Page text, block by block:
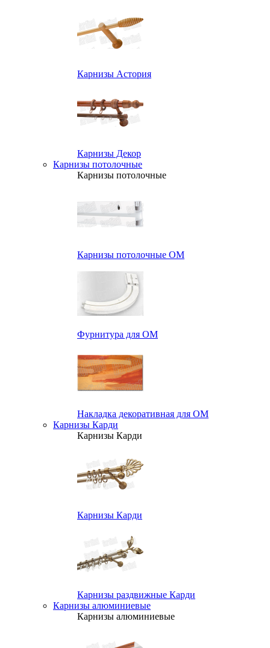
Карнизы Астория
Карнизы Декор
Карнизы потолочные
Карнизы потолочные
Карнизы потолочные ОМ
Фурнитура для ОМ
Накладка декоративная для ОМ
Карнизы Карди
Карнизы Карди
Карнизы Карди
Карнизы раздвижные Карди
Карнизы алюминиевые
Карнизы алюминиевые